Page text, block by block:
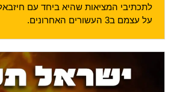
לתכתיבי המציאות שהיא ביחד עם
על עצמם ב3 העשורים האחרונים.